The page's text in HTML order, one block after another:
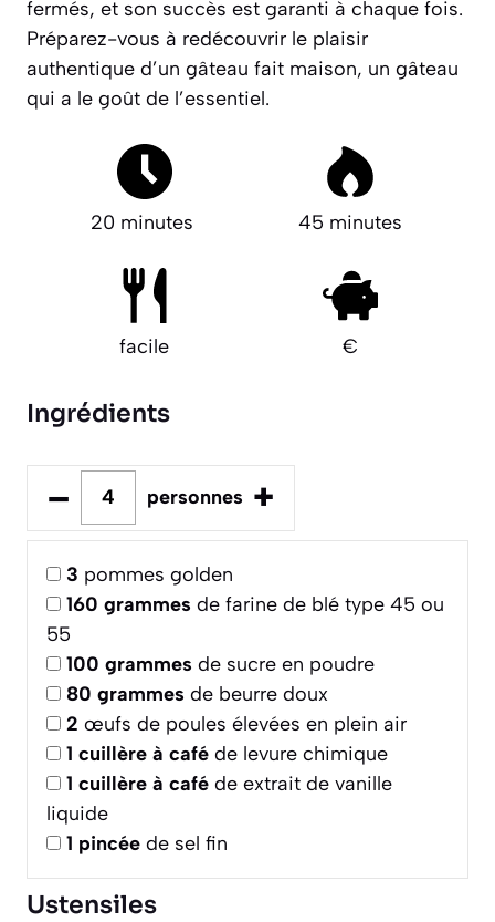
fermés, et son succès est garanti à chaque fois.
Préparez-vous à redécouvrir le plaisir
authentique d’un gâteau fait maison, un gâteau
qui a le goût de l’essentiel.
20 minutes 45 minutes
facile €
Ingrédients
– personnes +
3 pommes golden
160 grammes de farine de blé type 45 ou
55
100 grammes de sucre en poudre
80 grammes de beurre doux
2 œufs de poules élevées en plein air
1 cuillère à café de levure chimique
1 cuillère à café de extrait de vanille
liquide
1 pincée de sel fin
Ustensiles